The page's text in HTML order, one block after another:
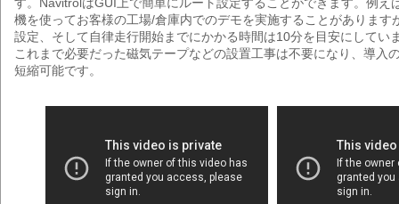
機を使ってお客様の工場/倉庫内でのデモを実施することがあります
設定、そして自律走行開始までにかかる時間は10分を目安にしてい
これまで必要だった磁気テープなどの設置工事は不要になり、導入
短縮可能です。